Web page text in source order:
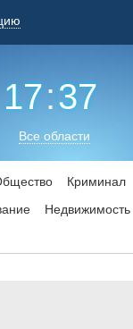
17:37
Все области
Криминал
Недвижимость